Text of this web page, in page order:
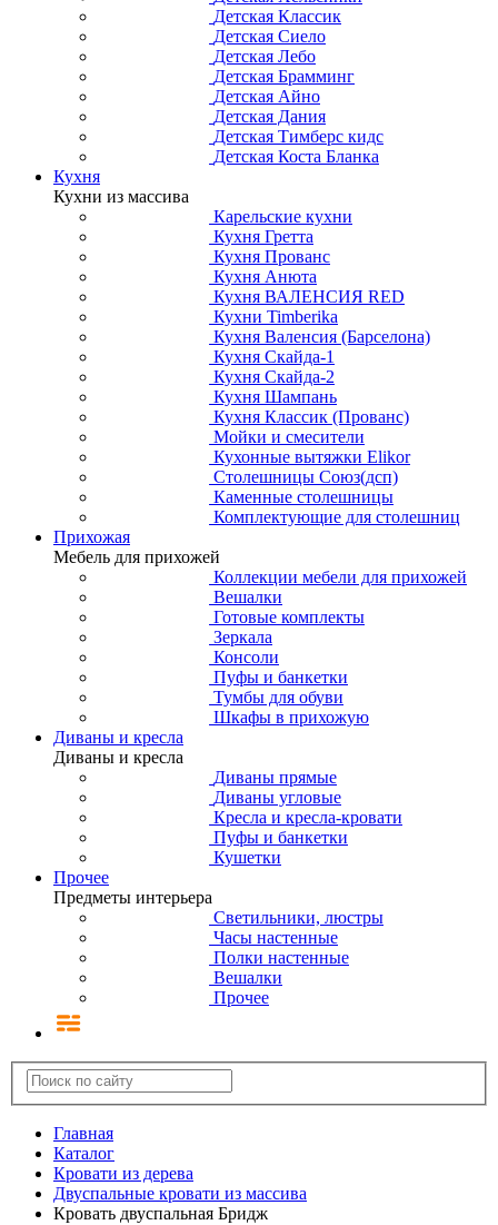
Детская Классик
Детская Сиело
Детская Лебо
Детская Брамминг
Детская Айно
Детская Дания
Детская Тимберс кидс
Детская Коста Бланка
Кухня
Кухни из массива
Карельские кухни
Кухня Гретта
Кухня Прованс
Кухня Анюта
Кухня ВАЛЕНСИЯ RED
Кухни Timberika
Кухня Валенсия (Барселона)
Кухня Скайда-1
Кухня Скайда-2
Кухня Шампань
Кухня Классик (Прованс)
Мойки и смесители
Кухонные вытяжки Elikor
Столешницы Союз(дсп)
Каменные столешницы
Комплектующие для столешниц
Прихожая
Мебель для прихожей
Коллекции мебели для прихожей
Вешалки
Готовые комплекты
Зеркала
Консоли
Пуфы и банкетки
Тумбы для обуви
Шкафы в прихожую
Диваны и кресла
Диваны и кресла
Диваны прямые
Диваны угловые
Кресла и кресла-кровати
Пуфы и банкетки
Кушетки
Прочее
Предметы интерьера
Светильники, люстры
Часы настенные
Полки настенные
Вешалки
Прочее
Главная
Каталог
Кровати из дерева
Двуспальные кровати из массива
Кровать двуспальная Бридж